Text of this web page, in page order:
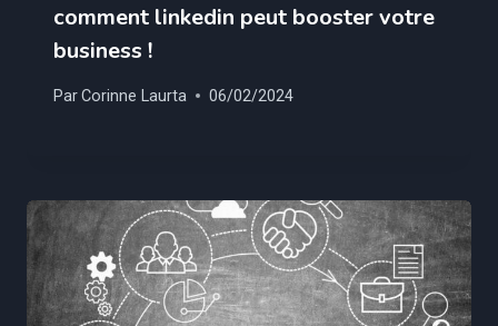
comment linkedin peut booster votre
business !
ParCorinne Laurta 06/02/2024